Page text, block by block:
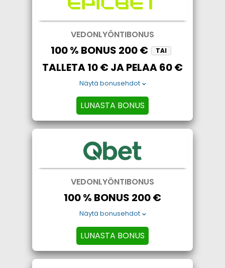
VEDONLYÖNTIBONUS
100 % BONUS 200 € TAI
TALLETA 10 € JA PELAA 60 €
Näytä bonusehdot
LUNASTA BONUS
VEDONLYÖNTIBONUS
100 % BONUS 200 €
Näytä bonusehdot
LUNASTA BONUS